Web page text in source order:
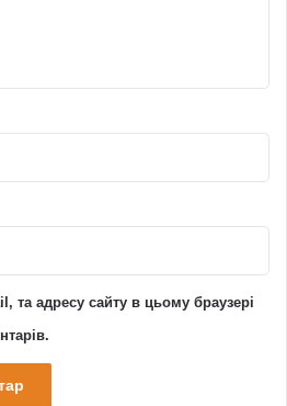
та адресу сайту в цьому браузері